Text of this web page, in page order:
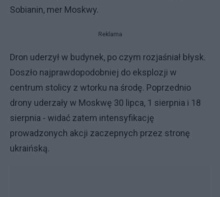
Sobianin, mer Moskwy.
Reklama
Dron uderzył w budynek, po czym rozjaśniał błysk.
Doszło najprawdopodobniej do eksplozji w
centrum stolicy z wtorku na środę. Poprzednio
drony uderzały w Moskwę 30 lipca, 1 sierpnia i 18
sierpnia - widać zatem intensyfikację
prowadzonych akcji zaczepnych przez stronę
ukraińską.